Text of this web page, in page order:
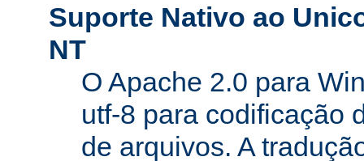
Suporte Nativo ao
NT
O Apache 2.0 para
utf-8 para codificação
de arquivos. A